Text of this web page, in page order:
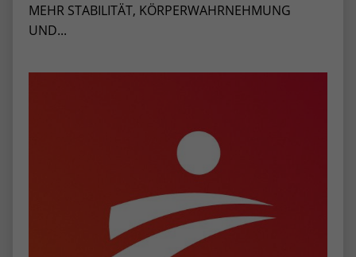
MEHR STABILITÄT, KÖRPERWAHRNEHMUNG
UND...